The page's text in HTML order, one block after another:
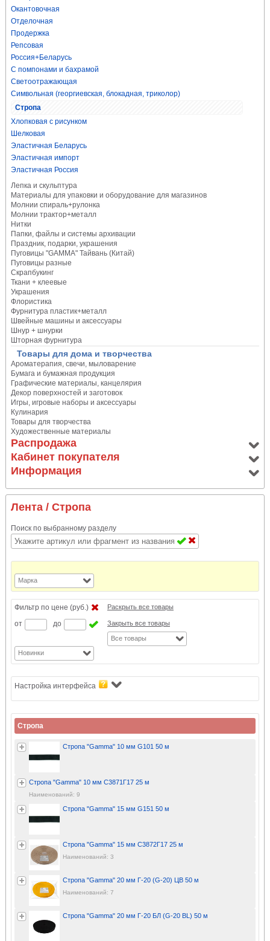
Окантовочная
Отделочная
Продержка
Репсовая
Россия+Беларусь
С помпонами и бахрамой
Светоотражающая
Символьная (георгиевская, блокадная, триколор)
Стропа
Хлопковая с рисунком
Шелковая
Эластичная Беларусь
Эластичная импорт
Эластичная Россия
Лепка и скульптура
Материалы для упаковки и оборудование для магазинов
Молнии спираль+рулонка
Молнии трактор+металл
Нитки
Папки, файлы и системы архивации
Праздник, подарки, украшения
Пуговицы "GAMMA" Тайвань (Китай)
Пуговицы разные
Скрапбукинг
Ткани + клеевые
Украшения
Флористика
Фурнитура пластик+металл
Швейные машины и аксессуары
Шнур + шнурки
Шторная фурнитура
Товары для дома и творчества
Ароматерапия, свечи, мыловарение
Бумага и бумажная продукция
Графические материалы, канцелярия
Декор поверхностей и заготовок
Игры, игровые наборы и аксессуары
Кулинария
Товары для творчества
Художественные материалы
Распродажа
Кабинет покупателя
Информация
Лента / Стропа
Поиск по выбранному разделу
Марка
Фильтр по цене (руб.)
от
до
Раскрыть все товары
Закрыть все товары
Все товары
Новинки
Настройка интерфейса
Стропа
Стропа "Gamma" 10 мм G101 50 м
Стропа "Gamma" 10 мм С3871Г17 25 м
Наименований: 9
Стропа "Gamma" 15 мм G151 50 м
Стропа "Gamma" 15 мм С3872Г17 25 м
Наименований: 3
Стропа "Gamma" 20 мм Г-20 (G-20) ЦВ 50 м
Наименований: 7
Стропа "Gamma" 20 мм Г-20 БЛ (G-20 BL) 50 м